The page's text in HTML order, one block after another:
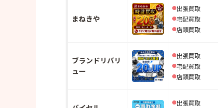
まねきや
出張買取
宅配買取
店頭買取
ブランドリバリ
ュー
出張買取
宅配買取
店頭買取
出張買取